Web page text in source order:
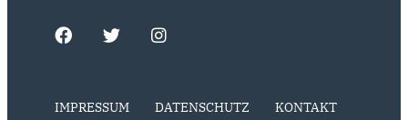
IMPRESSUM DATENSCHUTZ KONTAKT